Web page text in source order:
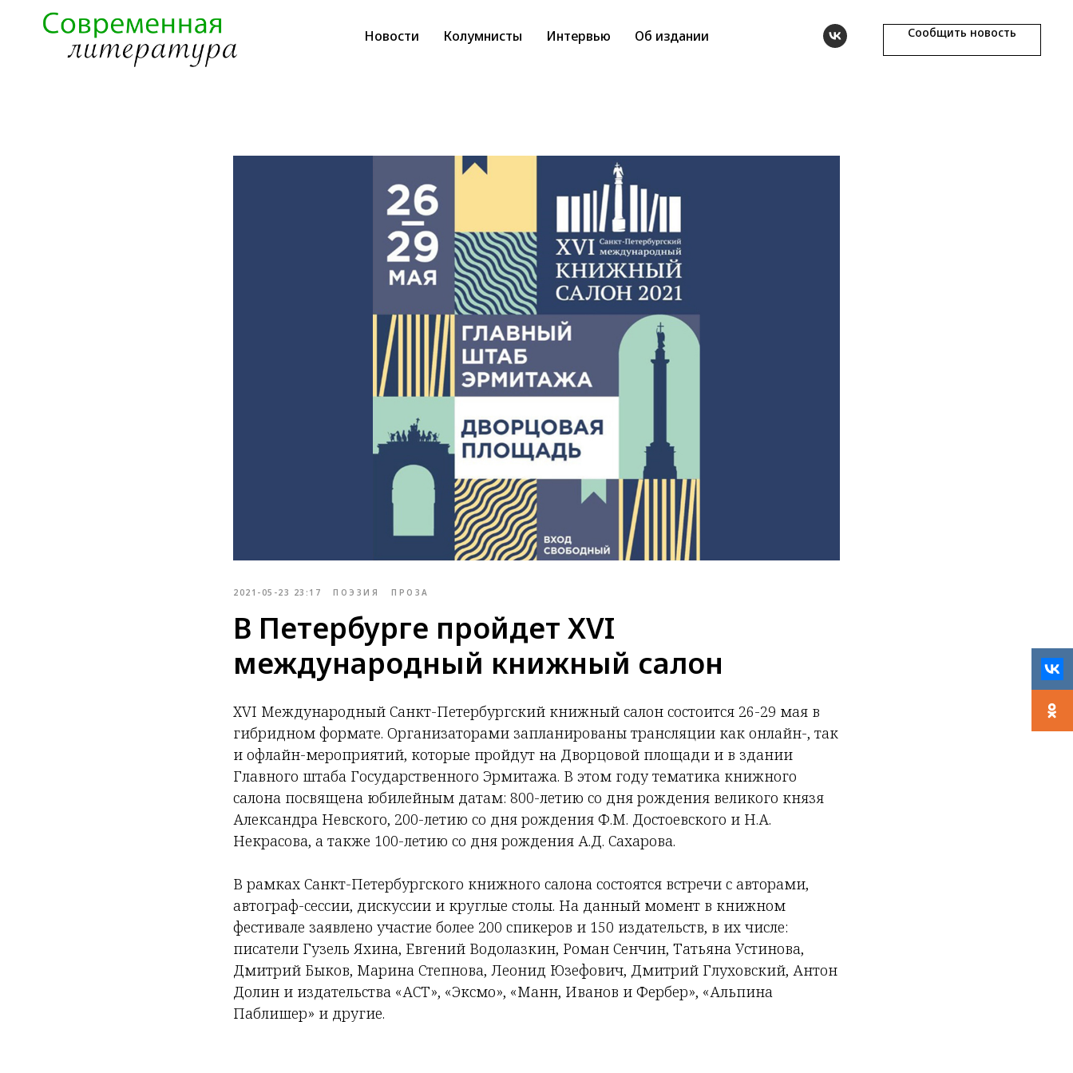
Новости Колумнисты Интервью Об издании Сообщить новость
2021-05-23 23:17 ПОЭЗИЯ ПРОЗА
В Петербурге пройдет XVI
международный книжный салон
XVI Международный Санкт-Петербургский книжный салон состоится 26-29 мая в
гибридном формате. Организаторами запланированы трансляции как онлайн-, так
и офлайн-мероприятий, которые пройдут на Дворцовой площади и в здании
Главного штаба Государственного Эрмитажа. В этом году тематика книжного
салона посвящена юбилейным датам: 800-летию со дня рождения великого князя
Александра Невского, 200-летию со дня рождения Ф.М. Достоевского и Н.А.
Некрасова, а также 100-летию со дня рождения А.Д. Сахарова.
В рамках Санкт-Петербургского книжного салона состоятся встречи с авторами,
автограф-сессии, дискуссии и круглые столы. На данный момент в книжном
фестивале заявлено участие более 200 спикеров и 150 издательств, в их числе:
писатели Гузель Яхина, Евгений Водолазкин, Роман Сенчин, Татьяна Устинова,
Дмитрий Быков, Марина Степнова, Леонид Юзефович, Дмитрий Глуховский, Антон
Долин и издательства «АСТ», «Эксмо», «Манн, Иванов и Фербер», «Альпина
Паблишер» и другие.